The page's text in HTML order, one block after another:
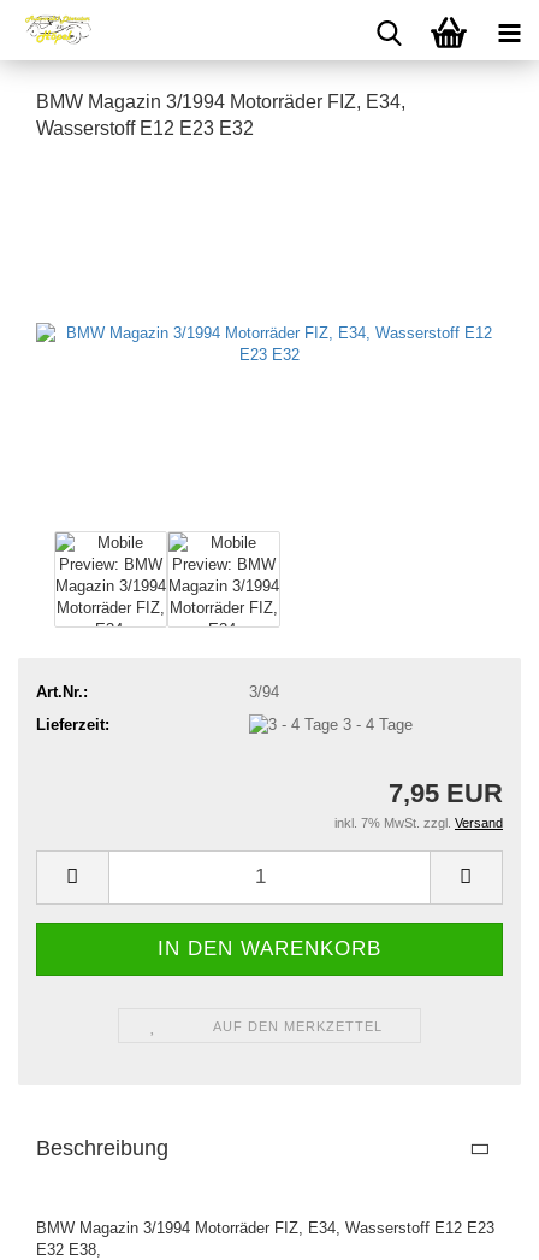
BMW Magazin 3/1994 Motorräder FIZ, E34,
Wasserstoff E12 E23 E32
Art.Nr.:
3/94
Lieferzeit:
3 - 4 Tage
7,95 EUR
inkl. 7% MwSt. zzgl. Versand
AUF DEN MERKZETTEL
Beschreibung
BMW Magazin 3/1994 Motorräder FIZ, E34, Wasserstoff E12 E23
E32 E38,